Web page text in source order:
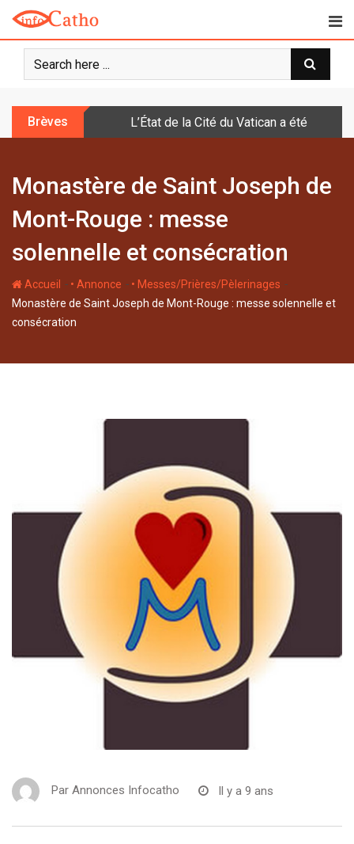
o
Brèves L’État de la Cité du Vatican a été doté
Monastère de Saint Joseph de
Mont-Rouge : messe
solennelle et consécration
Accueil - • Annonce - • Messes/Prières/Pèlerinages -
Monastère de Saint Joseph de Mont-Rouge : messe solennelle et
consécration
Par Annonces Infocatho Il y a 9 ans